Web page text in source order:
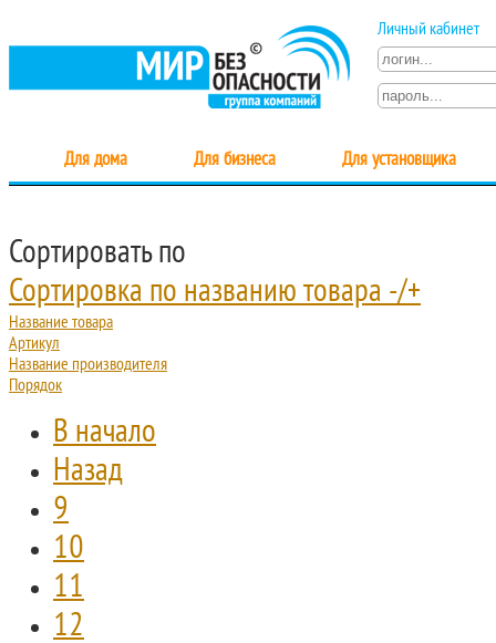
Личный кабинет
Для дома Для бизнеса Для установщика
Сортировать по
Сортировка по названию товара -/+
Название товара
Артикул
Название производителя
Порядок
В начало
Назад
9
10
11
12